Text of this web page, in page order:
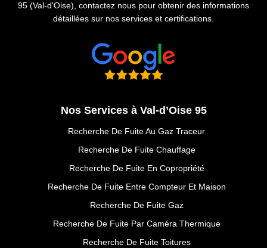
95 (Val-d'Oise), contactez nous pour obtenir des informations
détaillées sur nos services et certifications.
Nos Services à Val-d’Oise 95
Recherche De Fuite Au Gaz Traceur
Recherche De Fuite Chauffage
Recherche De Fuite En Copropriété
Recherche De Fuite Entre Compteur Et Maison
Recherche De Fuite Gaz
Recherche De Fuite Par Caméra Thermique
Recherche De Fuite Toitures